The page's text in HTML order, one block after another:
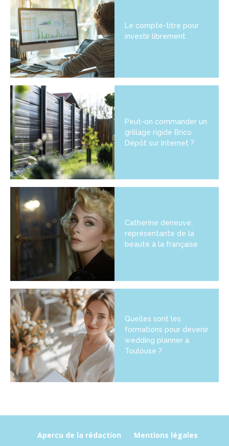
Le compte-titre pour
investir librement
Peut-on commander un
grillage rigide Brico
Dépôt sur Internet ?
Catherine deneuve,
représentante de la
beauté à la française
Quelles sont les
formations pour devenir
wedding planner à
Toulouse ?
Apercu de la rédaction Mentions légales